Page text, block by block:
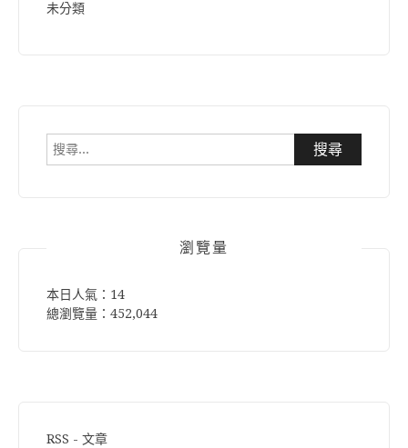
未分類
搜
尋
瀏覽量
本日人氣：14
總瀏覽量：452,044
RSS - 文章